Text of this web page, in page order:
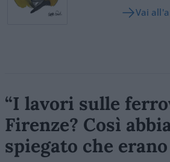
Vai
“I lavori sulle
Firenze? Così
spiegato che